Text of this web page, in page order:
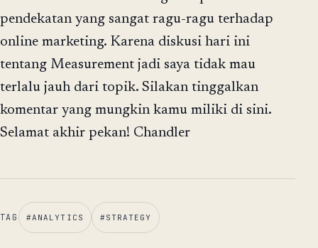
pendekatan yang sangat ragu-ragu terhadap
online marketing. Karena diskusi hari ini
tentang Measurement jadi saya tidak mau
terlalu jauh dari topik. Silakan tinggalkan
komentar yang mungkin kamu miliki di sini.
Selamat akhir pekan! Chandler
TAG #ANALYTICS #STRATEGY